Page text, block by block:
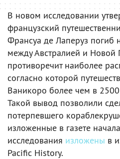
В новом исследовании
французский
Франсуа де Лаперуз погиб
между Австралией и Новой
противоречит наиболее
согласно которой
Ваникоро более чем в
Такой вывод позволили
потерпевшего
изложенные в газете
исследования изложены в
Pacific History.